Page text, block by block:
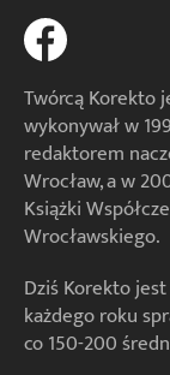
Twórcą Korekto
wykonywał w
redaktorem
Wrocław, a w
Książki
Wrocławskiego.
Dziś Korekto
każdego roku
co 150-200